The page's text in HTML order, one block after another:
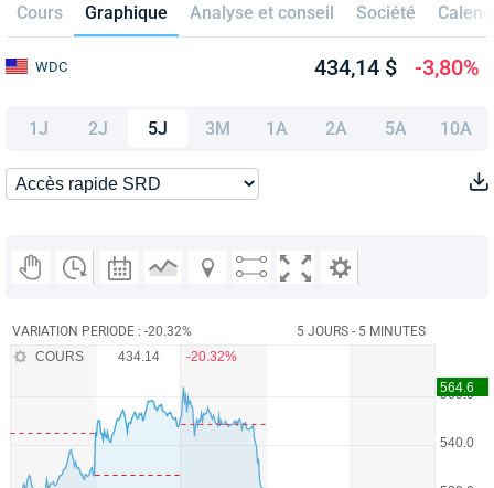
Cours Graphique Analyse et conseil Société
WDC 434,14 $ -3,80%
1J 2J 5J 3M 1A 2A 5A 10A
VARIATION PERIODE : -20.32% 5 JOURS - 5 MINUTES
COURS 434.14 -20.32%